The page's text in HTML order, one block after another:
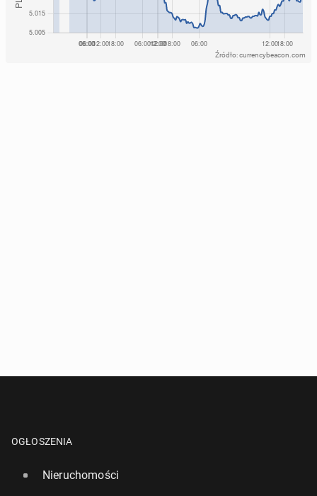
Źródło: currencybeacon.com
OGŁOSZENIA
Nieruchomości